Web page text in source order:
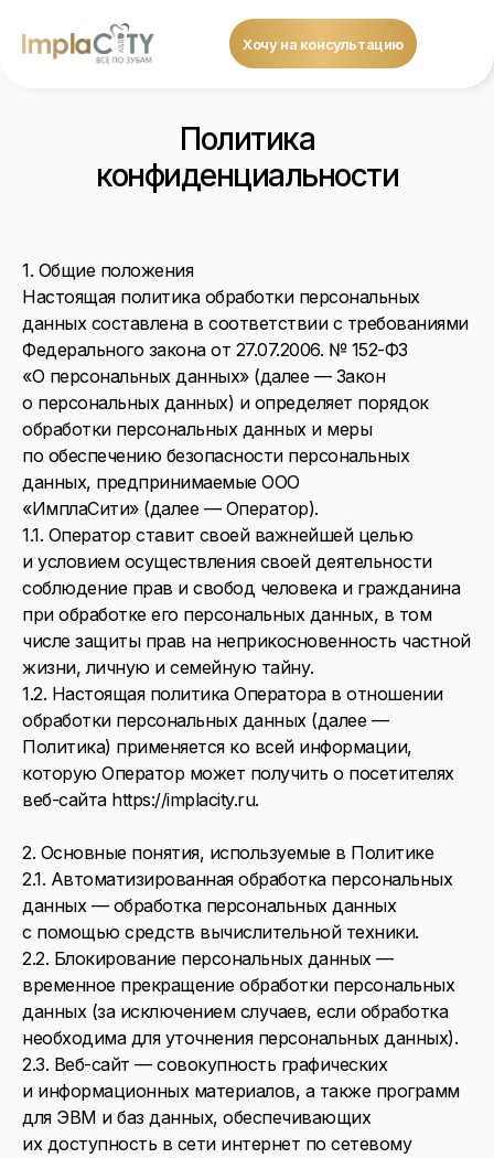
Хочу на консультацию
Политика
конфиденциальности
1. Общие положения
Настоящая политика обработки персональных
данных составлена в соответствии с требованиями
Федерального закона от 27.07.2006. № 152-ФЗ
«О персональных данных» (далее — Закон
о персональных данных) и определяет порядок
обработки персональных данных и меры
по обеспечению безопасности персональных
данных, предпринимаемые ООО
«ИмплаСити» (далее — Оператор).
1.1. Оператор ставит своей важнейшей целью
и условием осуществления своей деятельности
соблюдение прав и свобод человека и гражданина
при обработке его персональных данных, в том
числе защиты прав на неприкосновенность частной
жизни, личную и семейную тайну.
1.2. Настоящая политика Оператора в отношении
обработки персональных данных (далее —
Политика) применяется ко всей информации,
которую Оператор может получить о посетителях
веб-сайта https://implacity.ru.
2. Основные понятия, используемые в Политике
2.1. Автоматизированная обработка персональных
данных — обработка персональных данных
с помощью средств вычислительной техники.
2.2. Блокирование персональных данных —
временное прекращение обработки персональных
данных (за исключением случаев, если обработка
необходима для уточнения персональных данных).
2.3. Веб-сайт — совокупность графических
и информационных материалов, а также программ
для ЭВМ и баз данных, обеспечивающих
их доступность в сети интернет по сетевому